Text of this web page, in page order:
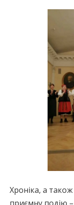
Хроніка, а